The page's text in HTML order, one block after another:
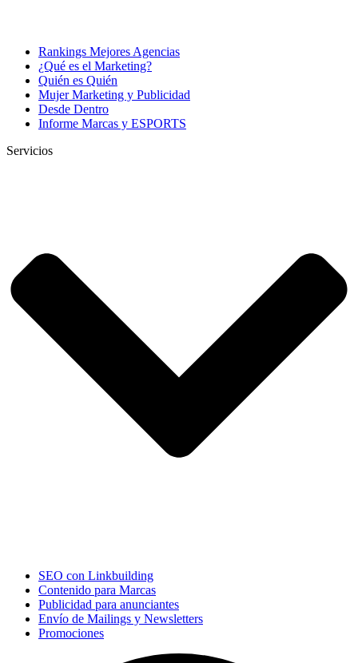
Rankings Mejores Agencias
¿Qué es el Marketing?
Quién es Quién
Mujer Marketing y Publicidad
Desde Dentro
Informe Marcas y ESPORTS
Servicios
SEO con Linkbuilding
Contenido para Marcas
Publicidad para anunciantes
Envío de Mailings y Newsletters
Promociones